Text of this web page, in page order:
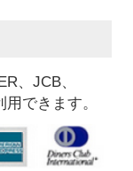
、JCB、
できます。